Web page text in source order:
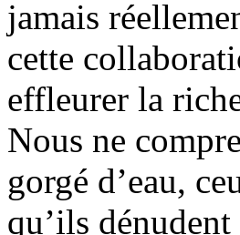
jamais
cette
effleurer la
Nous ne
gorgé d’eau,
qu’ils